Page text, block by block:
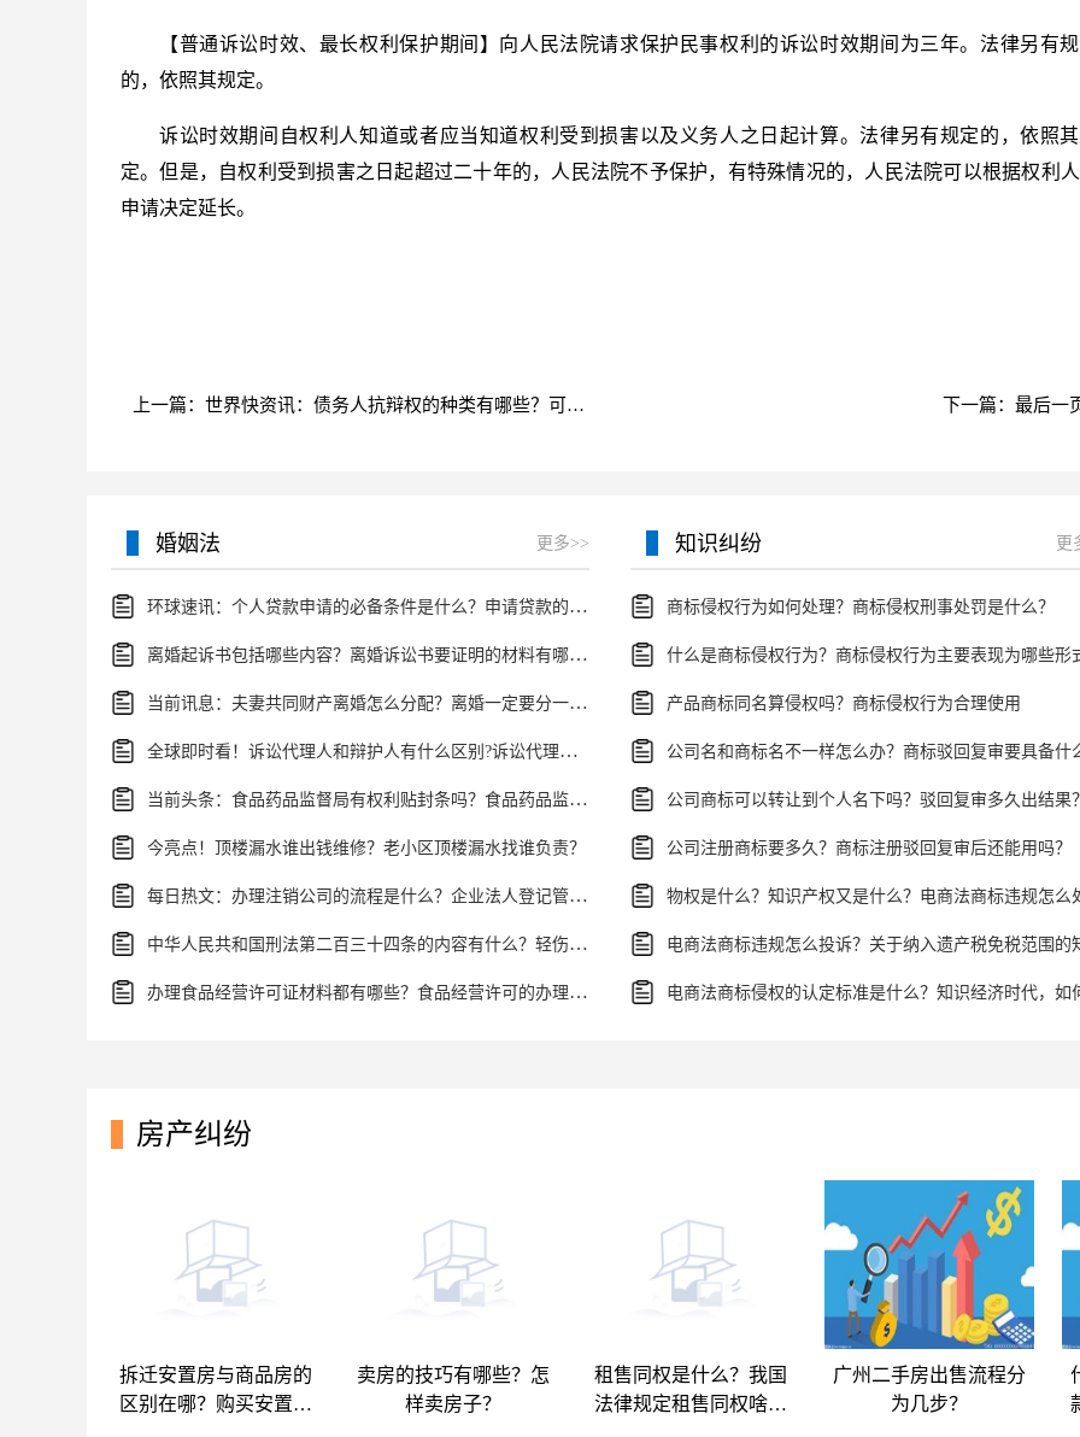
【普通诉讼时效、最长权利保护期间】向人民法院请求保护民事权利的诉讼时效期间为三年。法律另有
的，依照其规定。
诉讼时效期间自权利人知道或者应当知道权利受到损害以及义务人之日起计算。法律另有规定的，依照
定。但是，自权利受到损害之日起超过二十年的，人民法院不予保护，有特殊情况的，人民法院可以根据权利
申请决定延长。
上一篇：世界快资讯：债务人抗辩权的种类有哪些？可抗辩权有什么法律依据是什么? 下一篇：最后一
婚姻法 更多>>
环球速讯：个人贷款申请的必备条件是什么？申请贷款的流程是什么？
离婚起诉书包括哪些内容？离婚诉讼书要证明的材料有哪些？_天天微速讯
当前讯息：夫妻共同财产离婚怎么分配？离婚一定要分一半财产吗？
全球即时看！诉讼代理人和辩护人有什么区别?诉讼代理人是原告的还是被告的?
当前头条：食品药品监督局有权利贴封条吗？食品药品监督局的组成
今亮点！顶楼漏水谁出钱维修？老小区顶楼漏水找谁负责？
每日热文：办理注销公司的流程是什么？企业法人登记管理条例施行细则第四十五条的规定内容是什么？
中华人民共和国刑法第二百三十四条的内容有什么？轻伤二级鉴定标准是什么？
办理食品经营许可证材料都有哪些？食品经营许可的办理流程是什么？
知识纠纷 更
商标侵权行为如何处理？商标侵权刑事处罚是什么？
什么是商标侵权行为？商标侵权行为主要表现为哪些形
产品商标同名算侵权吗？商标侵权行为合理使用
公司商标可以转让到个人名下吗？驳回复审多久出结果？
公司注册商标要多久？商标注册驳回复审后还能用吗？
房产纠纷
拆迁安置房与商品房的
区别在哪？购买安置房
卖房的技巧有哪些？怎
样卖房子？
租售同权是什么？我国
法律规定租售同权啥意
广州二手房出售流程分
为几步？